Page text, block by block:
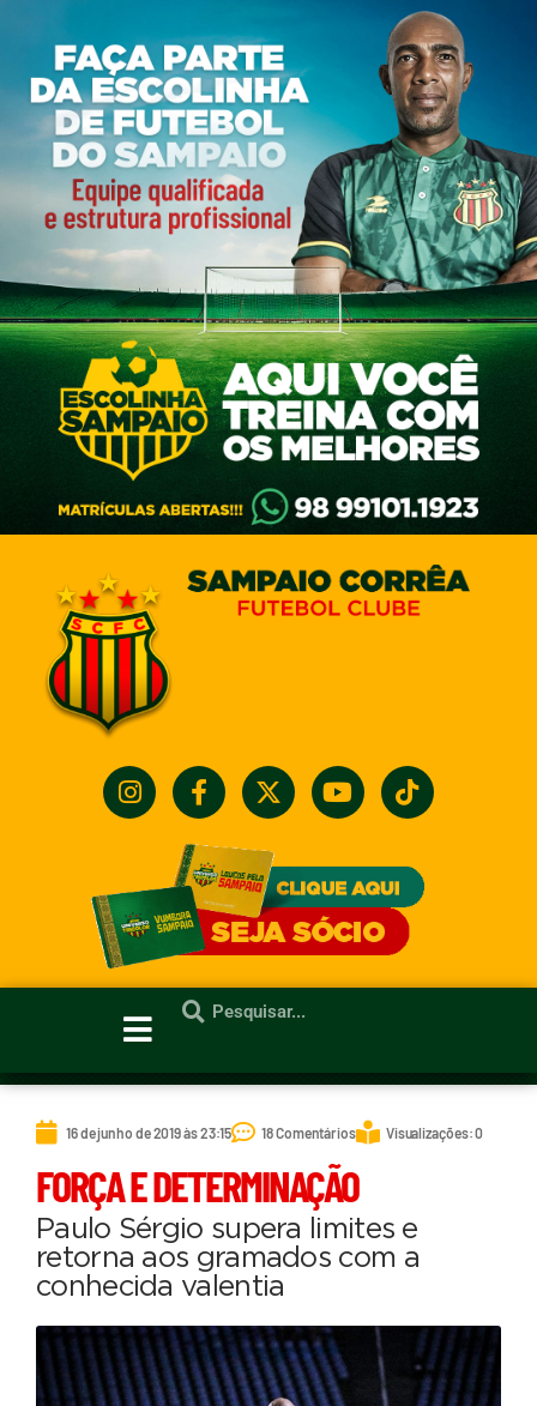
16 de junho de 2019 às 23:15 18 Comentários Visualizações: 0
FORÇA E DETERMINAÇÃO
Paulo Sérgio supera limites e
retorna aos gramados com a
conhecida valentia